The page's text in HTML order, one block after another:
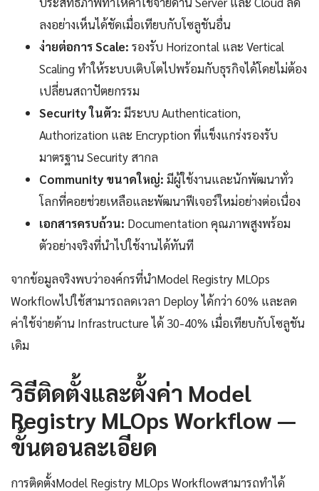
ลงอย่างเห็นได้ชัดเมื่อเทียบกับโซลูชันอื่น
ง่ายต่อการ Scale: รองรับ Horizontal และ Vertical
Scaling ทำให้ระบบเติบโตไปพร้อมกับธุรกิจได้โดยไม่ต้อง
เปลี่ยนสถาปัตยกรรม
Security ในตัว: มีระบบ Authentication,
Authorization และ Encryption ที่แข็งแกร่งรองรับ
มาตรฐาน Security สากล
Community ขนาดใหญ่: มีผู้ใช้งานและนักพัฒนาทั่ว
โลกที่คอยช่วยเหลือและพัฒนาฟีเจอร์ใหม่อย่างต่อเนื่อง
เอกสารครบถ้วน: Documentation คุณภาพสูงพร้อม
ตัวอย่างจริงที่นำไปใช้งานได้ทันที
จากข้อมูลจริงพบว่าองค์กรที่นำModel Registry MLOps
Workflowไปใช้สามารถลดเวลา Deploy ได้กว่า 60% และลด
ค่าใช้จ่ายด้าน Infrastructure ได้ 30-40% เมื่อเทียบกับโซลูชัน
เดิม
วิธีติดตั้งและตั้งค่า Model
Registry MLOps Workflow —
ขั้นตอนละเอียด
การติดตั้งModel Registry MLOps Workflowสามารถทำได้